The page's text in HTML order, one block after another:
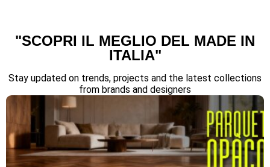
"SCOPRI IL MEGLIO DEL MADE IN
ITALIA"
Stay updated on trends, projects and the latest collections
from brands and designers